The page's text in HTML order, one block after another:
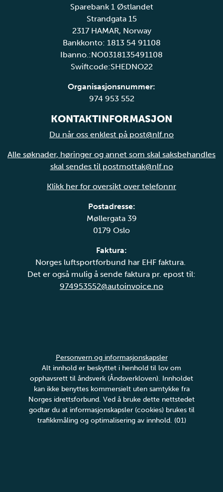
Sparebank 1 Østlandet
Strandgata 15
2317 HAMAR, Norway
Bankkonto: 1813 54 91108
Ibanno.:NO0318135491108
Swiftcode:SHEDNO22
Organisasjonsnummer:
974 953 552
KONTAKTINFORMASJON
Du når oss enklest på post@nlf.no
Alle søknader, høringer og annet som skal saksbehandles
skal sendes til postmottak@nlf.no
Klikk her for oversikt over telefonnr
Postadresse:
Møllergata 39
0179 Oslo
Faktura:
Norges luftsportforbund har EHF faktura.
Det er også mulig å sende faktura pr. epost til:
974953552@autoinvoice.no
Personvern og informasjonskapsler
Alt innhold er beskyttet i henhold til lov om
opphavsrett til åndsverk (Åndsverkloven). Innholdet
kan ikke benyttes kommersielt uten samtykke fra
Norges idrettsforbund. Ved å bruke dette nettstedet
godtar du at informasjonskapsler (cookies) brukes til
trafikkmåling og optimalisering av innhold. (01)